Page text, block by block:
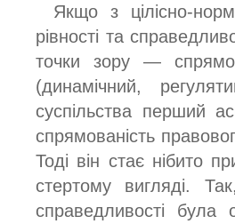
Якщо з цілісно-
рівності та
точки зору —
(динамічний,
суспільства перший
спрямованість
Тоді він стає нібито
стертому вигляді.
справедливості